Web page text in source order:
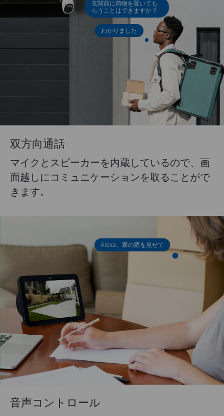
玄関前に荷物を置いても
らうことはできますか？
わかりました
双方向通話
マイクとスピーカーを内蔵しているので、画
面越しにコミュニケーションを取ることがで
きます。
音声コントロール
Alexa、家の庭を見せて